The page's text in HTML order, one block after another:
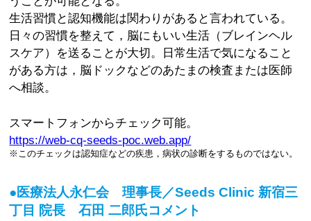
生活習慣と認知機能は関わりがあると言われている。
日々の習慣を整えて，脳にもいい生活（ブレインヘル
スケア）を送ることが大切。日常生活で気になること
がある方は，脳ドックなどのあたまの検査または医師
へ相談。
スマートフォンからチェック可能。
https://web-cq-seeds-poc.web.app/
※このチェックは認知症などの疾患，病状の診断をするものではない。
●医療法人永仁会 理事長／Seeds Clinic 新宿三
丁目 院長 石田 二郎氏コメント